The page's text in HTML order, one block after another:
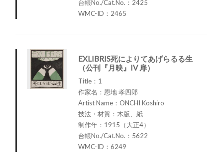
台帳No./Cat.No.：2425
WMC-ID：2465
EXLIBRIS死によりてあげらるる生
（公刊『月映』IV 扉）
Title：1
作家名：恩地 孝四郎
Artist Name：ONCHI Koshiro
技法・材質：木版、紙
制作年：1915（大正4）
台帳No./Cat.No.：5622
WMC-ID：6249